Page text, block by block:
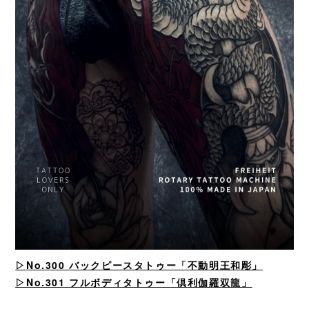
▷No.300バックピースタトゥー「不動明王和彫」
▷No.301 フルボディタトゥー「倶利伽羅双龍」